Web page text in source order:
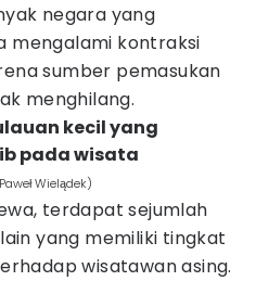
negara yang
mengalami kontraksi
sumber pemasukan
menghilang.
kecil yang
pada wisata
Wielądek)
terdapat sejumlah
yang memiliki tingkat
wisatawan asing.